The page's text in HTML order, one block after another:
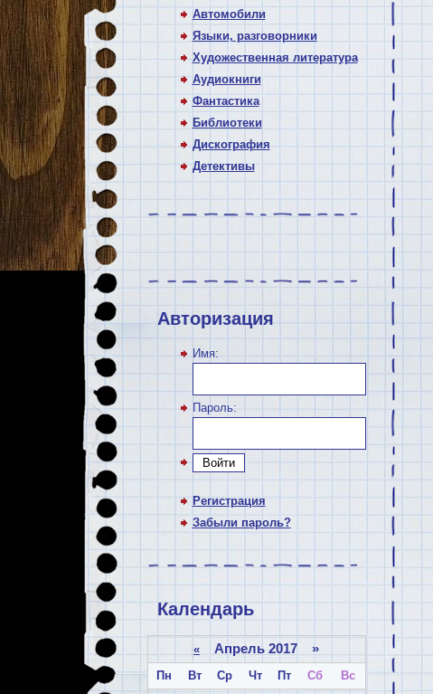
Автомобили
Языки, разговорники
Художественная литература
Аудиокниги
Фантастика
Библиотеки
Дискография
Детективы
Авторизация
Имя:
Пароль:
Войти
Регистрация
Забыли пароль?
Календарь
« Апрель 2017 »
Пн Вт Ср Чт Пт Сб
Вс